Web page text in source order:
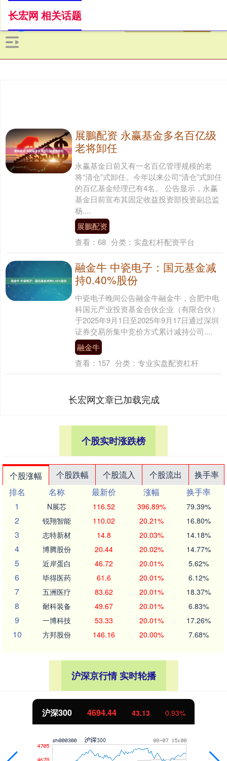
长宏网 相关话题
展鵬配资 永赢基金多名百亿级
老将卸任
永赢基金日前又有一名百亿管理规模的老
将“清仓”式卸任。今年以来公司“清仓”式卸任
的百亿基金经理已有4名。 公告显示，永赢
基金日前宣布其固定收益投资部投资副总监
杨....
展鵬配资
查看： 68 分类： 实盘杠杆配资平台
融金牛 中瓷电子：国元基金减
持0.40%股份
中瓷电子晚间公告融金牛融金牛，合肥中电
科国元产业投资基金合伙企业（有限合伙）
于2025年9月1日至2025年9月17日通过深圳
证券交易所集中竞价方式累计减持公司....
融金牛
查看： 157 分类： 专业实盘配资杠杆
长宏网文章已加载完成
个股实时涨跌榜
个股涨幅 个股跌幅 个股流入 个股流出
换手率
排名
名称 最新价 涨幅
换手率
1
N展芯 116.52 396.89% 79.39%
2 锐翔智能 110.02 20.21% 16.80%
3 志特新材 14.8 20.03% 14.18%
4 博腾股份 20.44 20.02% 14.77%
5 近岸蛋白 46.72 20.01% 5.62%
6 毕得医药 61.6 20.01% 6.12%
7 五洲医疗 83.62 20.01% 18.37%
8 耐科装备 49.67 20.01% 6.83%
9 一博科技 53.33 20.01% 17.26%
10 方邦股份 146.16 20.00% 7.68%
沪深京行情 实时轮播
北证50 1134.24 11.37 1.01%